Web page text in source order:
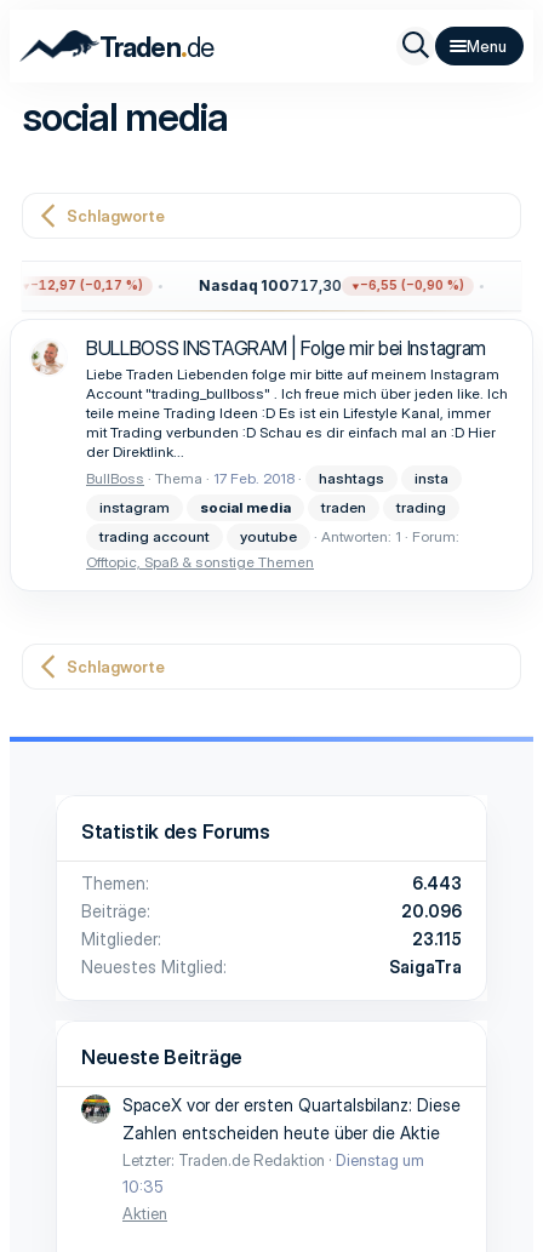
Traden.de
social media
Schlagworte
−12,97 (−0,17 %) Nasdaq 100717,30 −6,55 (−0,90 %)
BULLBOSS INSTAGRAM | Folge mir bei Instagram
Liebe Traden Liebenden folge mir bitte auf meinem Instagram
Account "trading_bullboss" . Ich freue mich über jeden like. Ich
teile meine Trading Ideen :D Es ist ein Lifestyle Kanal, immer
mit Trading verbunden :D Schau es dir einfach mal an :D Hier
der Direktlink...
BullBoss
Thema 17 Feb. 2018 hashtags
insta
instagram
social media traden
trading
trading account
youtube Antworten: 1
Forum:
Offtopic, Spaß & sonstige Themen
Schlagworte
Statistik des Forums
Themen
6.443
Beiträge
20.096
Mitglieder
23.115
Neuestes Mitglied
SaigaTra
Neueste Beiträge
SpaceX vor der ersten Quartalsbilanz: Diese
Zahlen entscheiden heute über die Aktie
Letzter: Traden.de Redaktion
Dienstag um
10:35
Aktien